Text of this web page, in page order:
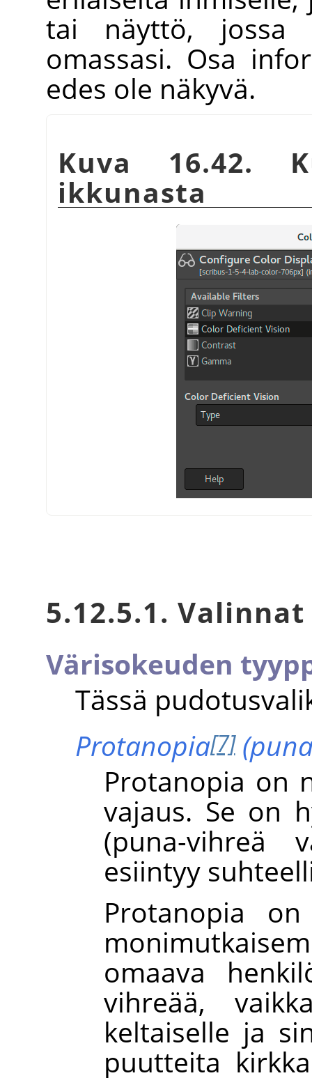
tai näyttö, jossa
omassasi. Osa
edes ole näkyvä.
Kuva 16.42.
ikkunasta
5.12.5.1. Valinnat
Värisokeuden
Tässä
Protanopia[7]
Protanopia on
vajaus. Se on
(puna-vihreä
esiintyy
Protanopia
omaava
vihreää,
keltaiselle ja
puutteita